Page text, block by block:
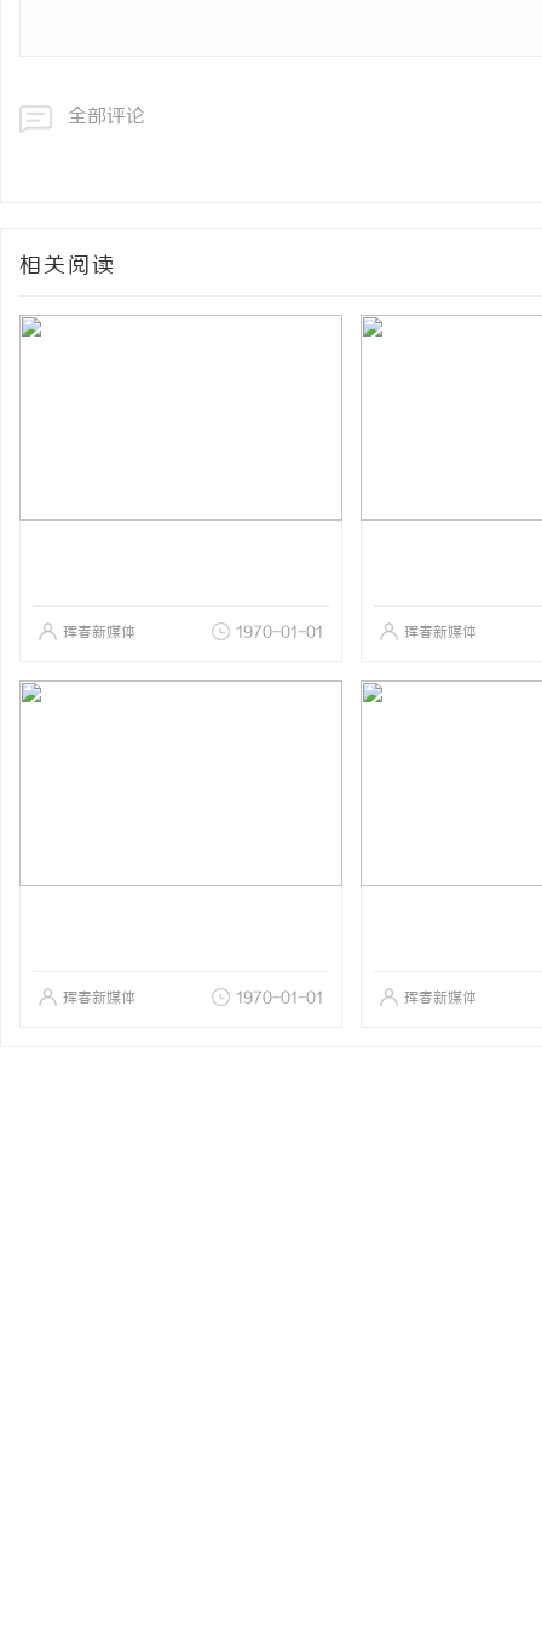
全部评论
相关阅读
珲春新媒体 1970-01-01 珲春新媒体
珲春新媒体 1970-01-01 珲春新媒体